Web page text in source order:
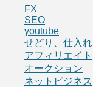
FX
SEO
youtube
せどり、仕入れ
アフィリエイト
オークション
ネットビジネス